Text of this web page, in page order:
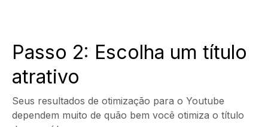
Passo 2: Escolha um título
atrativo
Seus resultados de otimização para o Youtube
dependem muito de quão bem você otimiza o título